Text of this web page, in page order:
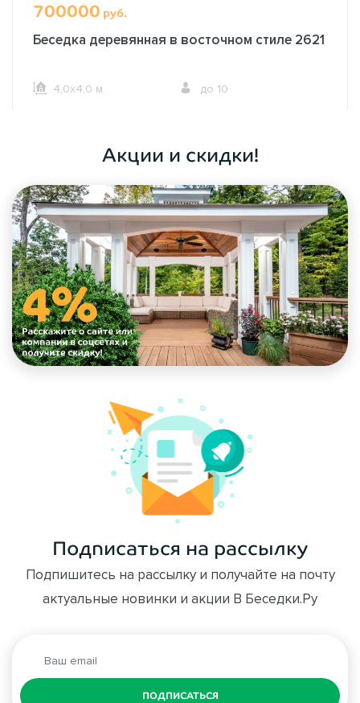
700000 руб.
Беседка деревянная в восточном стиле 2621
4,0х4,0 м. до 10
Акции и скидки!
Подписаться на рассылку
Подпишитесь на рассылку и получайте на почту
актуальные новинки и акции В Беседки.Ру
ПОДПИСАТЬСЯ